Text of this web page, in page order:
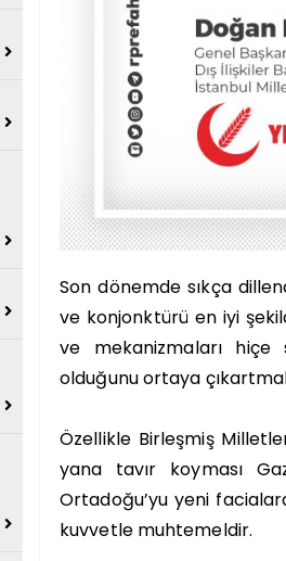
Son dönemde sıkça
ve konjonktürü en iyi
ve mekanizmaları
olduğunu ortaya
Özellikle Birleşmiş
yana tavır koyması
Ortadoğu’yu yeni
kuvvetle muhtemeldir.